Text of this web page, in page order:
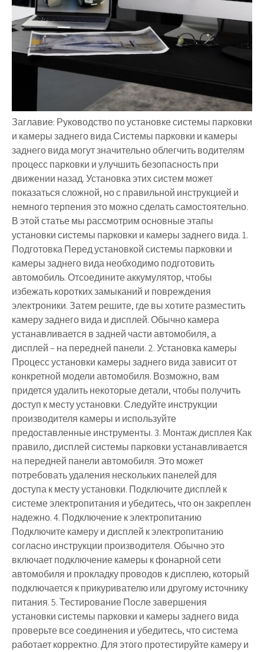
Заглавие: Руководство по установке системы парковки
и камеры заднего вида Системы парковки и камеры
заднего вида могут значительно облегчить водителям
процесс парковки и улучшить безопасность при
движении назад. Установка этих систем может
показаться сложной, но с правильной инструкцией и
немного терпения это можно сделать самостоятельно.
В этой статье мы рассмотрим основные этапы
установки системы парковки и камеры заднего вида. 1.
Подготовка Перед установкой системы парковки и
камеры заднего вида необходимо подготовить
автомобиль. Отсоедините аккумулятор, чтобы
избежать коротких замыканий и повреждения
электроники. Затем решите, где вы хотите разместить
камеру заднего вида и дисплей. Обычно камера
устанавливается в задней части автомобиля, а
дисплей – на передней панели. 2. Установка камеры
Процесс установки камеры заднего вида зависит от
конкретной модели автомобиля. Возможно, вам
придется удалить некоторые детали, чтобы получить
доступ к месту установки. Следуйте инструкции
производителя камеры и используйте
предоставленные инструменты. 3. Монтаж дисплея Как
правило, дисплей системы парковки устанавливается
на передней панели автомобиля. Это может
потребовать удаления нескольких панелей для
доступа к месту установки. Подключите дисплей к
системе электропитания и убедитесь, что он закреплен
надежно. 4. Подключение к электропитанию
Подключите камеру и дисплей к электропитанию
согласно инструкции производителя. Обычно это
включает подключение камеры к фонарной сети
автомобиля и прокладку проводов к дисплею, который
подключается к прикуривателю или другому источнику
питания. 5. Тестирование После завершения
установки системы парковки и камеры заднего вида
проверьте все соединения и убедитесь, что система
работает корректно. Для этого протестируйте камеру и